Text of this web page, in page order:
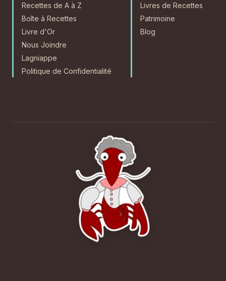
Recettes de A à Z
Boîte à Recettes
Livre d'Or
Nous Joindre
Lagniappe
Politique de Confidentialité
Livres de Recettes
Patrimoine
Blog